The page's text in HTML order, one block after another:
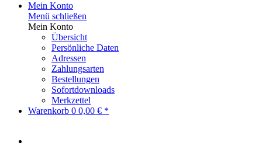
Mein Konto
Menü schließen
Mein Konto
Übersicht
Persönliche Daten
Adressen
Zahlungsarten
Bestellungen
Sofortdownloads
Merkzettel
Warenkorb 0 0,00 € *